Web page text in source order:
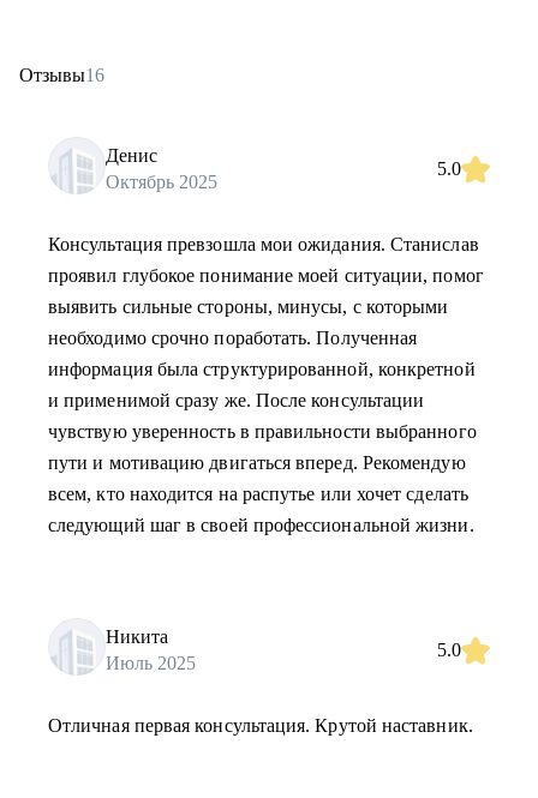
Отзывы16
Денис
Октябрь 2025
5.0
Консультация превзошла мои ожидания. Станислав
проявил глубокое понимание моей ситуации, помог
выявить сильные стороны, минусы, c которыми
необходимо срочно поработать. Полученная
информация была структурированной, конкретной
и применимой сразу же. После консультации
чувствую уверенность в правильности выбранного
пути и мотивацию двигаться вперед. Рекомендую
всем, кто находится на распутье или хочет сделать
следующий шаг в своей профессиональной жизни.
Никита
Июль 2025
5.0
Отличная первая консультация. Крутой наставник.